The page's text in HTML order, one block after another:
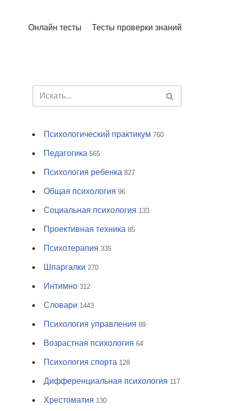
Онлайн тесты Тесты проверки знаний
Психологический практикум 760
Педагогика 565
Психология ребенка 827
Общая психология 96
Социальная психология 133
Проективная техника 85
Психотерапия 335
Шпаргалки 270
Интимно 312
Словари 1443
Психология управления 89
Возрастная психология 64
Психология спорта 128
Дифференциальная психология 117
Хрестоматия 130